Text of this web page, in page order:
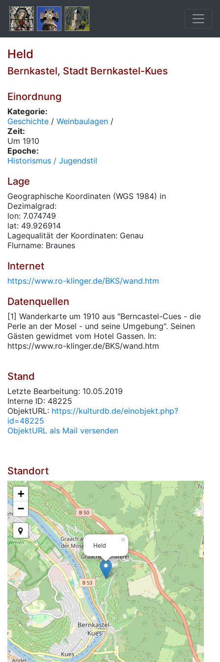
Held
Bernkastel, Stadt Bernkastel-Kues
Einordnung
Kategorie:
Geschichte / Weinbaulagen /
Zeit:
Um 1910
Epoche:
Historismus / Jugendstil
Lage
Geographische Koordinaten (WGS 1984) in
Dezimalgrad:
lon: 7.074749
lat: 49.926914
Lagequalität der Koordinaten: Genau
Flurname: Braunes
Internet
https://www.ro-klinger.de/BKS/wand.htm
Datenquellen
[1] Wanderkarte um 1910 aus "Berncastel-Cues - die
Perle an der Mosel - und seine Umgebung". Seinen
Gästen gewidmet vom Hotel Gassen. In:
https://www.ro-klinger.de/BKS/wand.htm
Stand
Letzte Bearbeitung: 10.05.2019
Interne ID: 48225
ObjektURL: https://kulturdb.de/einobjekt.php?
id=48225
ObjektURL als Mail versenden
Standort
Held
×
+
−